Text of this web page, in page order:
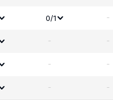
0/1 -
- -
- -
- -